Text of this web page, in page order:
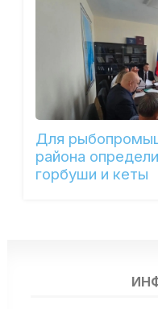
Для
района
горбуши и кеты